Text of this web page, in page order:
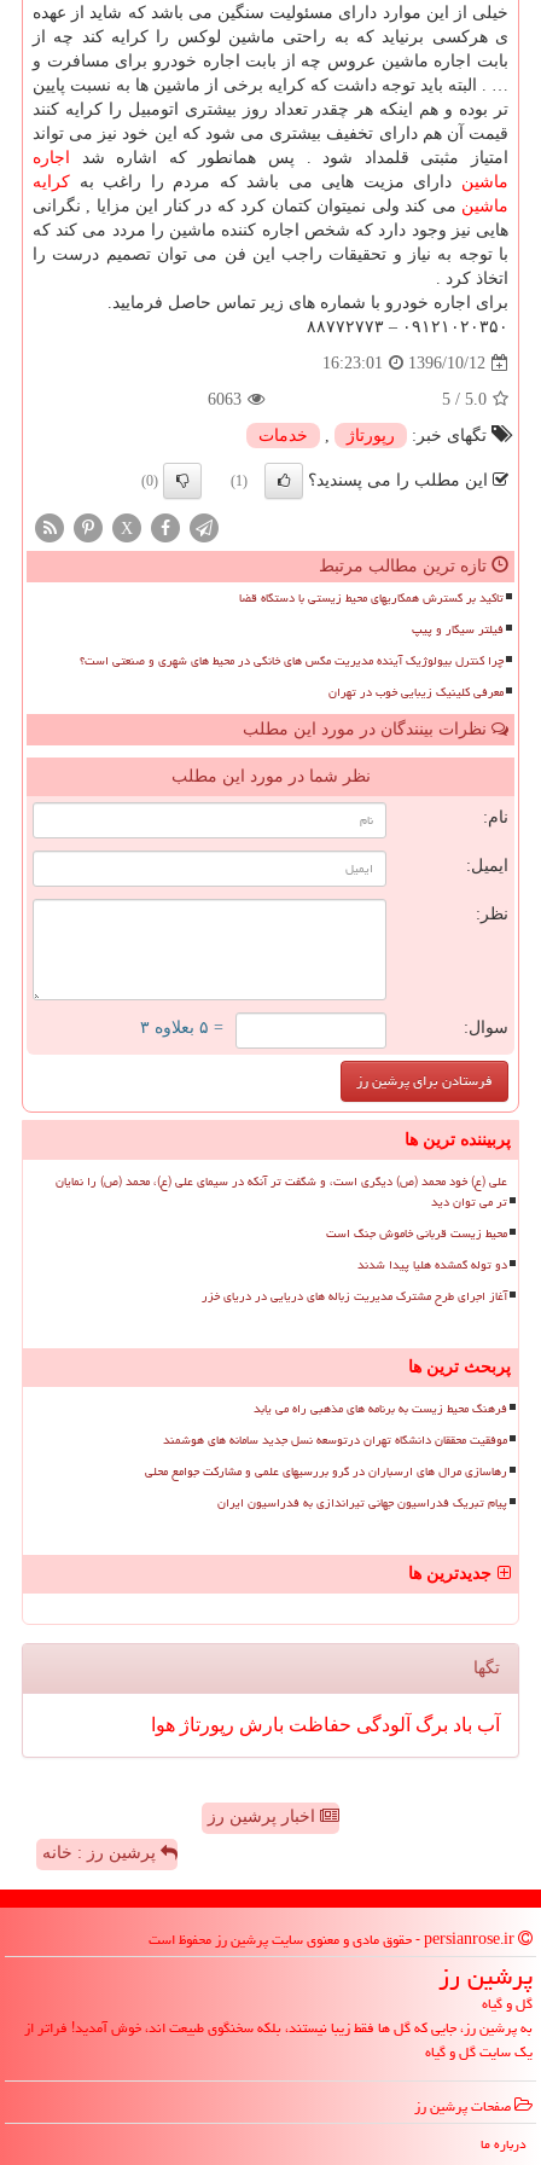
خیلی از این موارد دارای مسئولیت سنگین می باشد که شاید از عهده
ی هرکسی برنیاید که به راحتی ماشین لوکس را کرایه کند چه از
بابت اجاره ماشین عروس چه از بابت اجاره خودرو برای مسافرت و
… . البته باید توجه داشت که کرایه برخی از ماشین ها به نسبت پایین
تر بوده و هم اینکه هر چقدر تعداد روز بیشتری اتومبیل را کرایه کنند
قیمت آن هم دارای تخفیف بیشتری می شود که این خود نیز می تواند
امتیاز مثبتی قلمداد شود . پس همانطور که اشاره شد اجاره
ماشین دارای مزیت هایی می باشد که مردم را راغب به کرایه
ماشین می کند ولی نمیتوان کتمان کرد که در کنار این مزایا , نگرانی
هایی نیز وجود دارد که شخص اجاره کننده ماشین را مردد می کند که
با توجه به نیاز و تحقیقات راجب این فن می توان تصمیم درست را
اتخاذ کرد .
برای اجاره خودرو با شماره های زیر تماس حاصل فرمایید.
۰۹۱۲۱۰۲۰۳۵۰ – ۸۸۷۷۲۷۷۳
1396/10/12
16:23:01
5.0
/
5
6063
تگهای خبر:
رپورتاژ , خدمات
این مطلب را می پسندید؟ (1)
(0)
X
تازه ترین مطالب مرتبط
تاکید بر گسترش همکاریهای محیط زیستی با دستگاه قضا
فیلتر سیگار و پیپ
چرا کنترل بیولوژیک آینده مدیریت مگس های خانگی در محیط های شهری و صنعتی است؟
معرفی کلینیک زیبایی خوب در تهران
نظرات بینندگان در مورد این مطلب
نظر شما در مورد این مطلب
نام:
ایمیل:
نظر:
سوال: = ۵ بعلاوه ۳
پربیننده ترین ها
علی (ع) خود محمد (ص) دیگری است، و شگفت تر آنکه در سیمای علی (ع)، محمد (ص) را نمایان
تر می توان دید
محیط زیست قربانی خاموش جنگ است
دو توله گمشده هلیا پیدا شدند
آغاز اجرای طرح مشترک مدیریت زباله های دریایی در دریای خزر
پربحث ترین ها
فرهنگ محیط زیست به برنامه های مذهبی راه می یابد
موفقیت محققان دانشگاه تهران درتوسعه نسل جدید سامانه های هوشمند
رهاسازی مرال های ارسباران در گرو بررسیهای علمی و مشارکت جوامع محلی
پیام تبریک فدراسیون جهانی تیراندازی به فدراسیون ایران
جدیدترین ها
تگها
آب باد برگ آلودگی حفاظت بارش رپورتاژ هوا
اخبار پرشین رز
پرشین رز : خانه
پرشین رز
گل و گیاه
به پرشین رز، جایی که گل ها فقط زیبا نیستند، بلکه سخنگوی طبیعت اند، خوش آمدید! فراتر از
یک سایت گل و گیاه
صفحات پرشین رز
درباره ما